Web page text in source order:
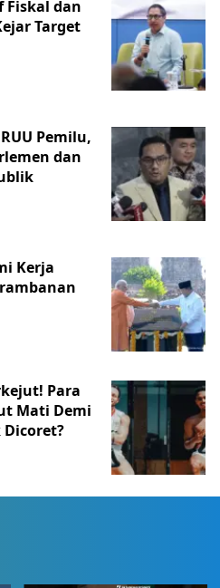
Fiskal dan
Target
Pemilu,
dan
Kerja
Para
Mati Demi
Dicoret?